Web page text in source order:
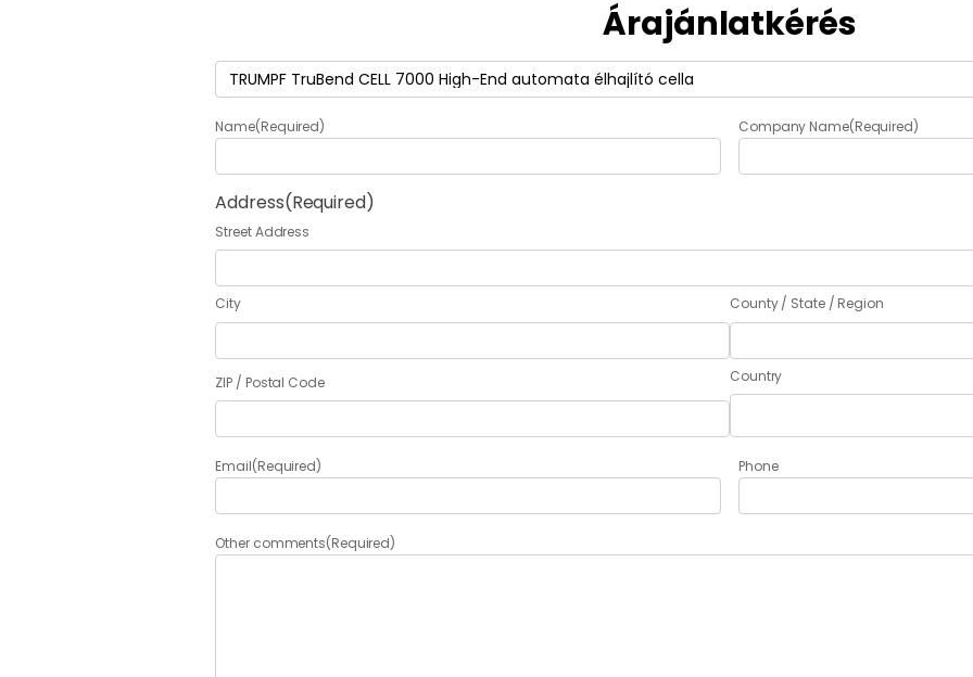
Árajánlatkérés
Termék(Required)
Name(Required) Company Name(Required)
Address(Required)
Street Address
City County / State / Region
ZIP / Postal Code Country
Email(Required) Phone
Other comments(Required)